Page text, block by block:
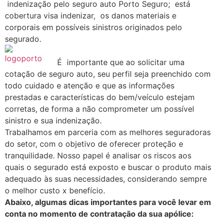
indenização pelo seguro auto Porto Seguro; está
cobertura visa indenizar, os danos materiais e
corporais em possíveis sinistros originados pelo
segurado.
É importante que ao solicitar uma
cotação de seguro auto, seu perfil seja preenchido com
todo cuidado e atenção e que as informações
prestadas e características do bem/veículo estejam
corretas, de forma a não comprometer um possível
sinistro e sua indenização.
Trabalhamos em parceria com as melhores seguradoras
do setor, com o objetivo de oferecer proteção e
tranquilidade. Nosso papel é analisar os riscos aos
quais o segurado está exposto e buscar o produto mais
adequado às suas necessidades, considerando sempre
o melhor custo x benefício.
Abaixo, algumas dicas importantes para você levar em
conta no momento de contratação da sua apólice: